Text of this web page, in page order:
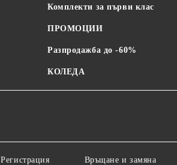
Комплекти за първи клас
ПРОМОЦИИ
Разпродажба до -60%
КОЛЕДА
Регистрация Връщане и замяна